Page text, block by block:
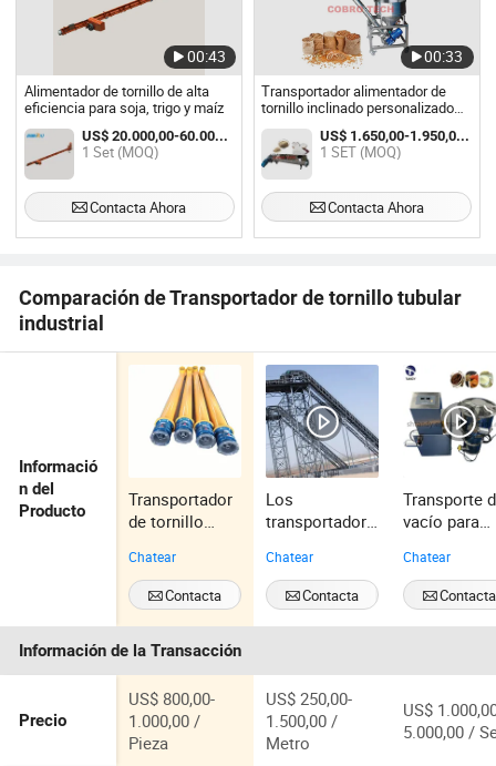
00:43
Alimentador de tornillo de alta
eficiencia para soja, trigo y maíz
US$ 20.000,00-60.000,00 / Set
1 Set (MOQ)
Contacta Ahora
00:33
Transportador alimentador de
tornillo inclinado personalizado
con tolva de grano
US$ 1.650,00-1.950,00 / SET
1 SET (MOQ)
Contacta Ahora
Comparación de Transportador de tornillo tubular
industrial
Informació
n del
Producto
Transportador
de tornillo
personalizado
de alta
eficiencia para
gránulos y
polvo
Chatear
Contacta
Ahora
Los
transportadore
ángulo
pronunciado
se utilizan para
transportar
petróleo en la
industria
metalúrgica
Chatear
Contacta
Ahora
Transporte
vacío para
entrega de
vacío al
máquina de
envasado
Chatear
Contacta
Ahora
Información de la Transacción
Precio
US$ 800,00-
1.000,00 /
Pieza
US$ 250,00-
1.500,00 /
Metro
US$
5.000,00 /